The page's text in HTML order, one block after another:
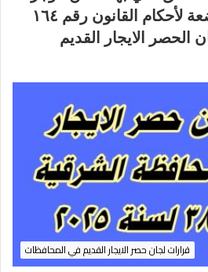
لغرض السكني الخاضعة لأحكام القانون رقم ١٦٤
لجان الحصر الايجار القديم
قرارات لجان حصر الايجار القديم في المحافظات